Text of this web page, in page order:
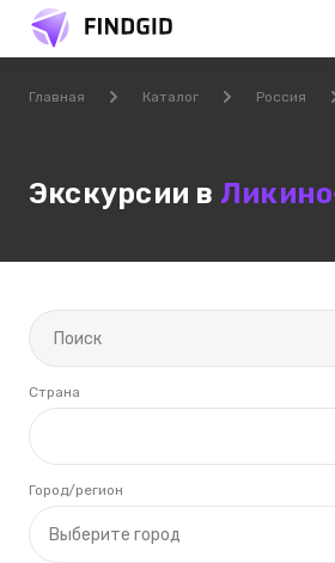
Главная Каталог Россия
Экскурсии в
Страна
Выберите город
Город/регион